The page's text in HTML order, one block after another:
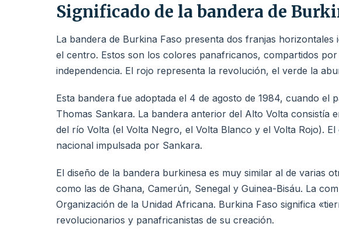
Significado de la bandera de
La bandera de Burkina Faso presenta dos franjas
el centro. Estos son los colores panafricanos, compartidos
independencia. El rojo representa la revolución, el verde la
Esta bandera fue adoptada el 4 de agosto de 1984, cuando
Thomas Sankara. La bandera anterior del Alto Volta
del río Volta (el Volta Negro, el Volta Blanco y el Volta Rojo).
nacional impulsada por Sankara.
El diseño de la bandera burkinesa es muy similar al de varias
como las de Ghana, Camerún, Senegal y Guinea-Bisáu. La
Organización de la Unidad Africana. Burkina Faso significa
revolucionarios y panafricanistas de su creación.